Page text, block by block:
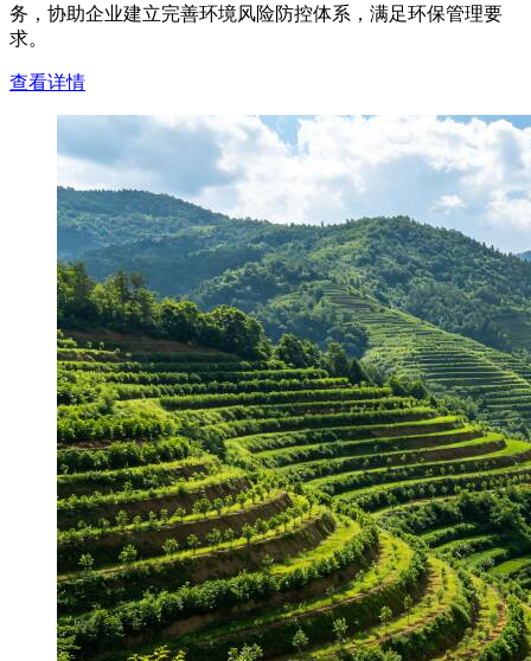
务，协助企业建立完善环境风险防控体系，满足环保管理要
求。
查看详情